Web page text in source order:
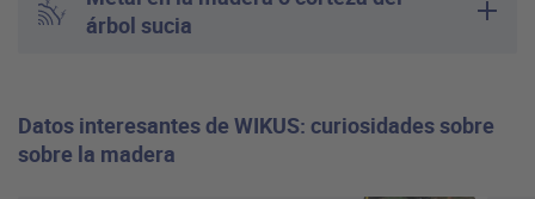
árbol sucia
Datos interesantes de WIKUS: curiosidades sobre
sobre la madera